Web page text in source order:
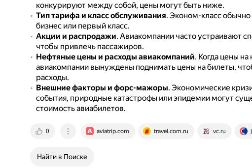
конкурируют между собой, цены могут быть ниже.
Тип тарифа и класс обслуживания. Эконом-класс
бизнес или первый класс.
Акции и распродажи. Авиакомпании часто устраивают
чтобы привлечь пассажиров.
Нефтяные цены и расходы авиакомпаний. Когда цены на
авиакомпании вынуждены поднимать цены на билеты,
расходы.
Внешние факторы и форс-мажоры. Экономические
события, природные катастрофы или эпидемии могут
стоимость авиабилетов.
0 aviatrip.com travel.com.ru vc.ru
Найти в Поиске